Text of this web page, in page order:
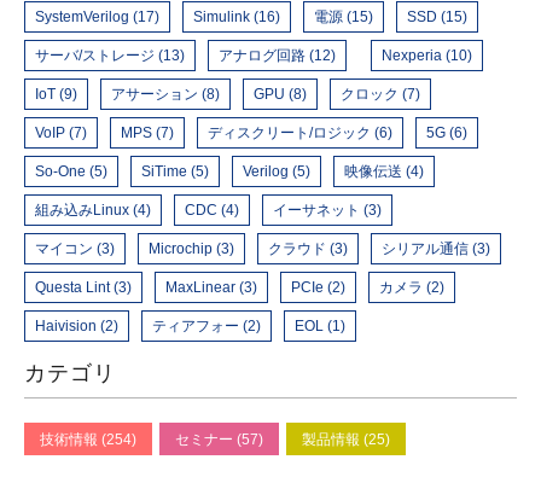
SystemVerilog (17) Simulink (16) 電源 (15) SSD (15)
サーバ/ストレージ (13) アナログ回路 (12) Nexperia (10)
IoT (9) アサーション (8) GPU (8) クロック (7)
VoIP (7) MPS (7) ディスクリート/ロジック (6) 5G (6)
So-One (5) SiTime (5) Verilog (5) 映像伝送 (4)
組み込みLinux (4) CDC (4) イーサネット (3)
マイコン (3) Microchip (3) クラウド (3) シリアル通信 (3)
Questa Lint (3) MaxLinear (3) PCIe (2) カメラ (2)
Haivision (2) ティアフォー (2) EOL (1)
カテゴリ
技術情報 (254) セミナー (57) 製品情報 (25)